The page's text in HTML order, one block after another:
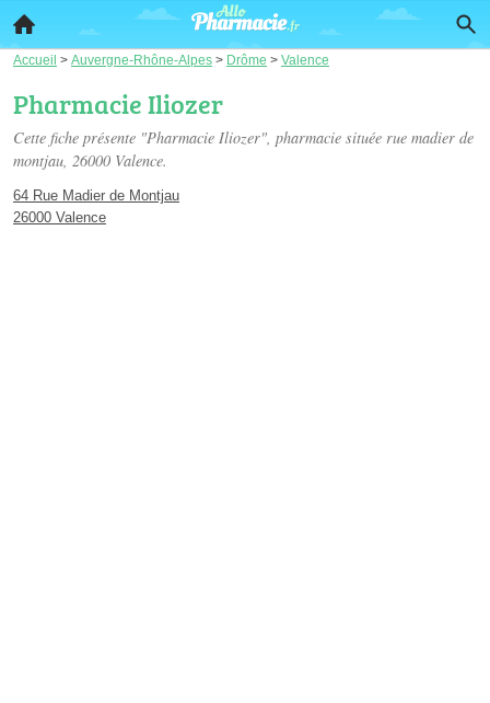
Accueil > Auvergne-Rhône-Alpes > Drôme > Valence
Pharmacie Iliozer
Cette fiche présente "Pharmacie Iliozer", pharmacie située rue madier de
montjau, 26000 Valence.
64 Rue Madier de Montjau
26000 Valence